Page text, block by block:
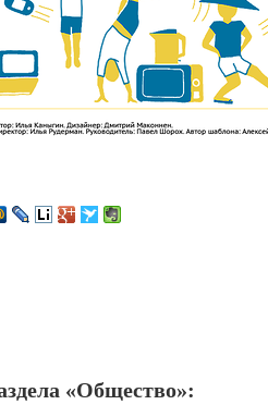
«Общество»: